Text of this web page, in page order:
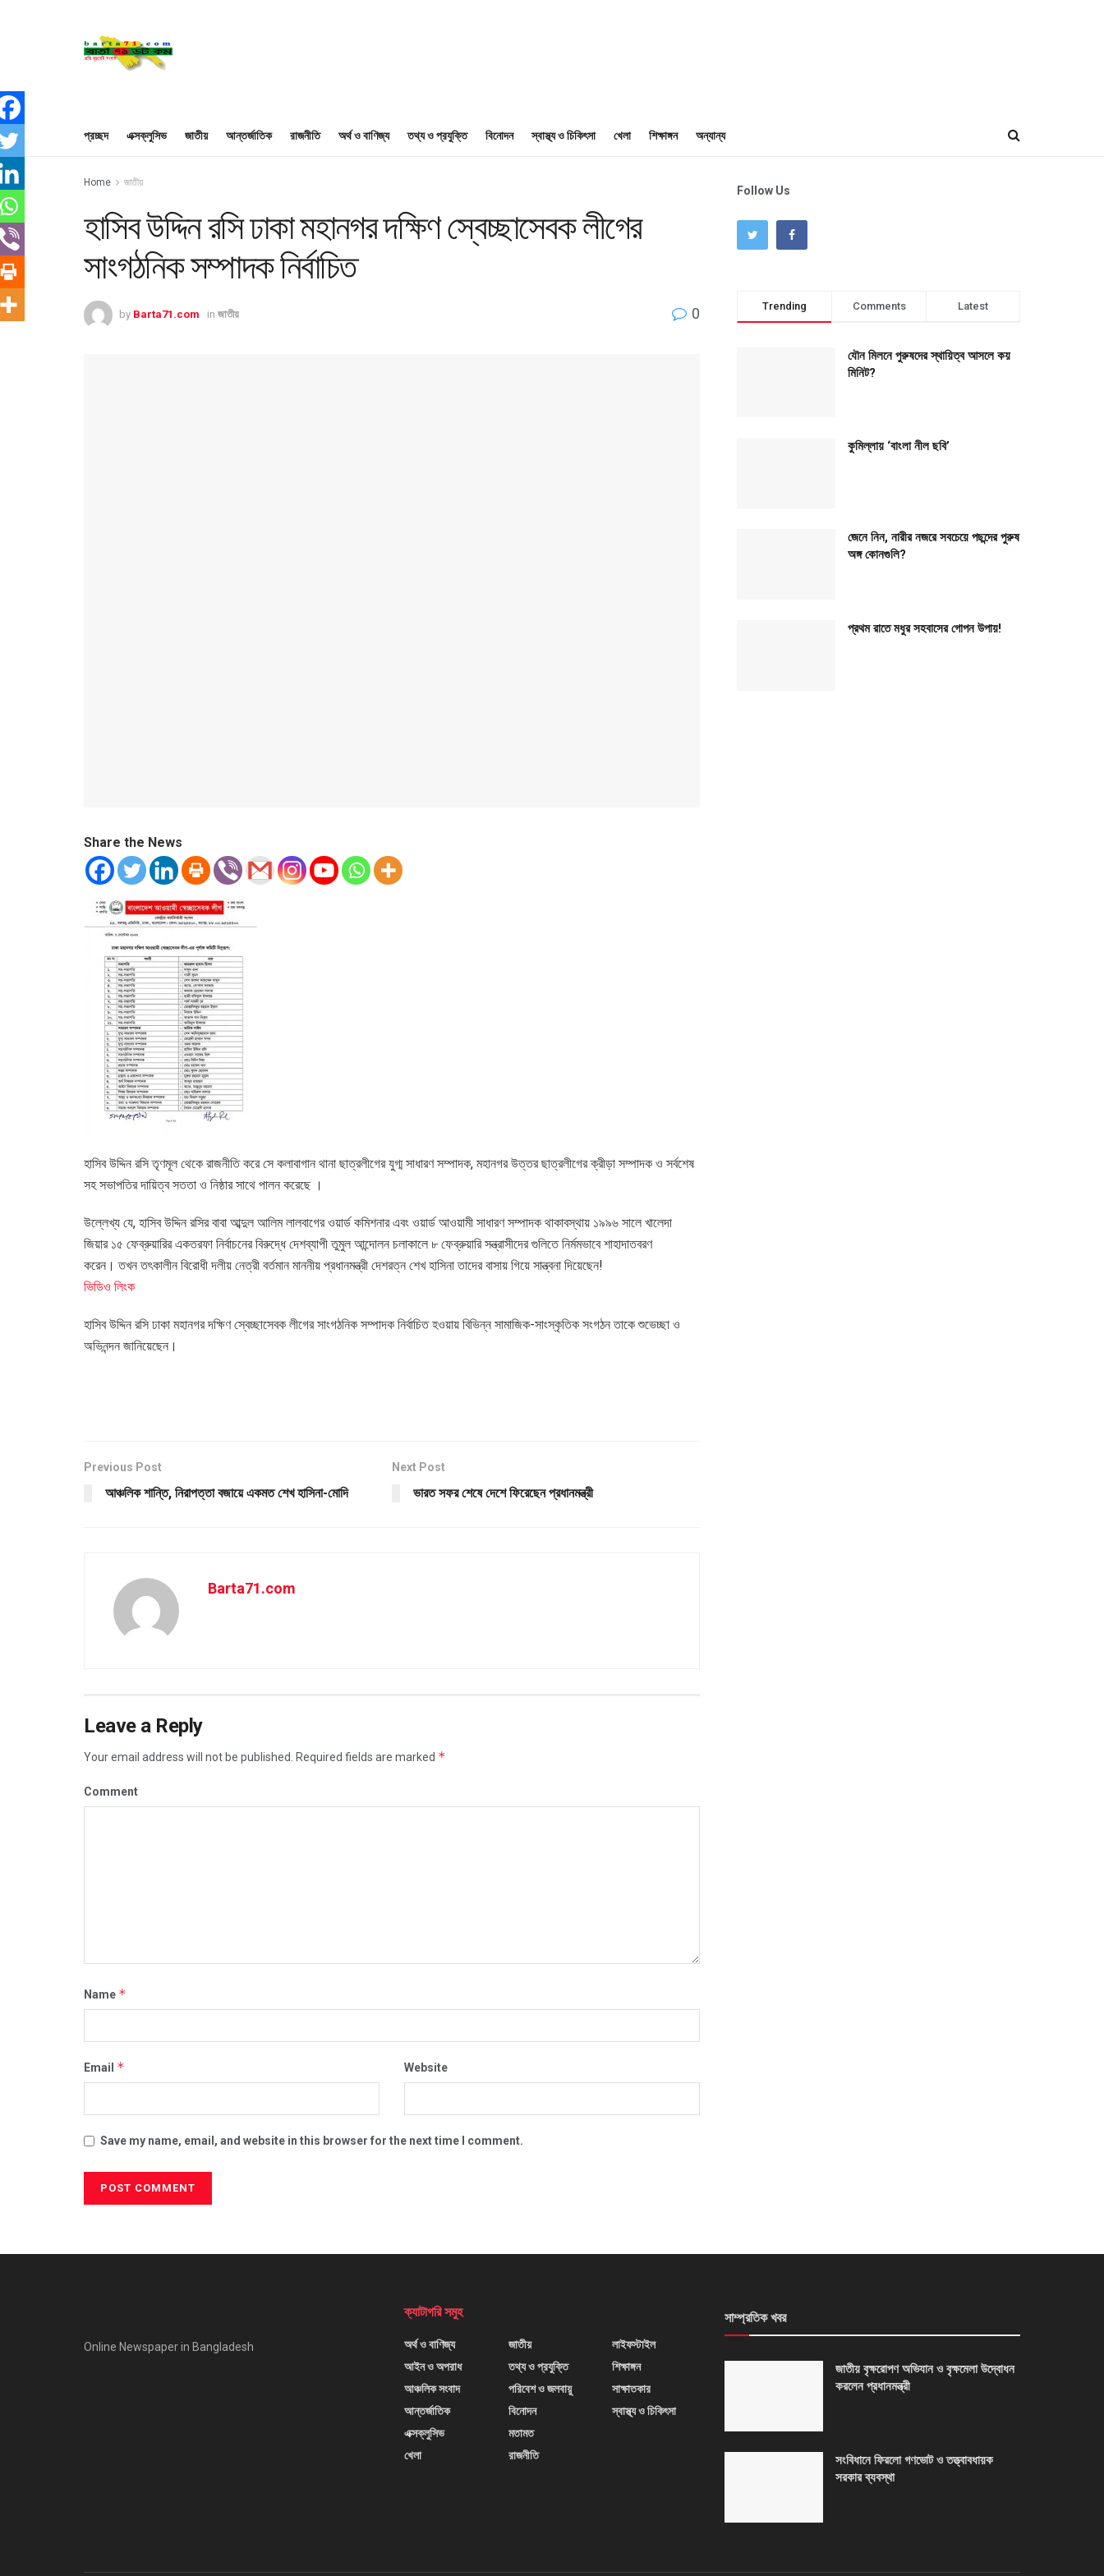
প্রচ্ছদ এক্সক্লুসিভ জাতীয় আন্তর্জাতিক রাজনীতি অর্থ ও বাণিজ্য তথ্য ও প্রযুক্তি বিনোদন স্বাস্থ্য ও চিকিৎসা খেলা শিক্ষাঙ্গন অন্যান্য
Home জাতীয়
হাসিব উদ্দিন রসি ঢাকা মহানগর দক্ষিণ স্বেচ্ছাসেবক লীগের
সাংগঠনিক সম্পাদক নির্বাচিত
by Barta71.com in জাতীয় 0
Share the News
হাসিব উদ্দিন রসি তৃণমূল থেকে রাজনীতি করে সে কলাবাগান থানা ছাত্রলীগের যুগ্ম সাধারণ সম্পাদক, মহানগর উত্তর ছাত্রলীগের ক্রীড়া সম্পাদক ও সর্বশেষ
সহ সভাপতির দায়িত্ব সততা ও নিষ্ঠার সাথে পালন করেছে ।
উল্লেখ্য যে, হাসিব উদ্দিন রসির বাবা আব্দুল আলিম লালবাগের ওয়ার্ড কমিশনার এবং ওয়ার্ড আওয়ামী সাধারণ সম্পাদক থাকাবস্থায় ১৯৯৬ সালে খালেদা
জিয়ার ১৫ ফেব্রুয়ারির একতরফা নির্বাচনের বিরুদ্ধে দেশব্যাপী তুমুল আন্দোলন চলাকালে ৮ ফেব্রুয়ারি সন্ত্রাসীদের গুলিতে নির্মমভাবে শাহাদাতবরণ
করেন। তখন তৎকালীন বিরোধী দলীয় নেত্রী বর্তমান মাননীয় প্রধানমন্ত্রী দেশরত্ন শেখ হাসিনা তাদের বাসায় গিয়ে সান্ত্বনা দিয়েছেন!
ভিডিও লিংক
হাসিব উদ্দিন রসি ঢাকা মহানগর দক্ষিণ স্বেচ্ছাসেবক লীগের সাংগঠনিক সম্পাদক নির্বাচিত হওয়ায় বিভিন্ন সামাজিক-সাংস্কৃতিক সংগঠন তাকে শুভেচ্ছা ও
অভিনন্দন জানিয়েছেন।
Previous Post
আঞ্চলিক শান্তি, নিরাপত্তা বজায়ে একমত শেখ হাসিনা-মোদি
Next Post
ভারত সফর শেষে দেশে ফিরেছেন প্রধানমন্ত্রী
Barta71.com
Leave a Reply
Your email address will not be published. Required fields are marked *
Comment
Name *
Email * Website
Save my name, email, and website in this browser for the next time I comment.
Follow Us
Trending Comments Latest
যৌন মিলনে পুরুষদের স্থায়িত্ব আসলে কয়
মিনিট?
কুমিল্লায় ‘বাংলা নীল ছবি’
জেনে নিন, নারীর নজরে সবচেয়ে পছন্দের পুরুষ
অঙ্গ কোনগুলি?
প্রথম রাতে মধুর সহবাসের গোপন উপায়!
Online Newspaper in Bangladesh
ক্যাটাগরি সমুহ
অর্থ ও বাণিজ্য
আইন ও অপরাধ
আঞ্চলিক সংবাদ
আন্তর্জাতিক
এক্সক্লুসিভ
খেলা
জাতীয়
তথ্য ও প্রযুক্তি
পরিবেশ ও জলবায়ু
বিনোদন
মতামত
রাজনীতি
লাইফস্টাইল
শিক্ষাঙ্গন
সাক্ষাতকার
স্বাস্থ্য ও চিকিৎসা
সাম্প্রতিক খবর
জাতীয় বৃক্ষরোপণ অভিযান ও বৃক্ষমেলা উদ্বোধন
করলেন প্রধানমন্ত্রী
সংবিধানে ফিরলো গণভোট ও তত্ত্বাবধায়ক
সরকার ব্যবস্থা